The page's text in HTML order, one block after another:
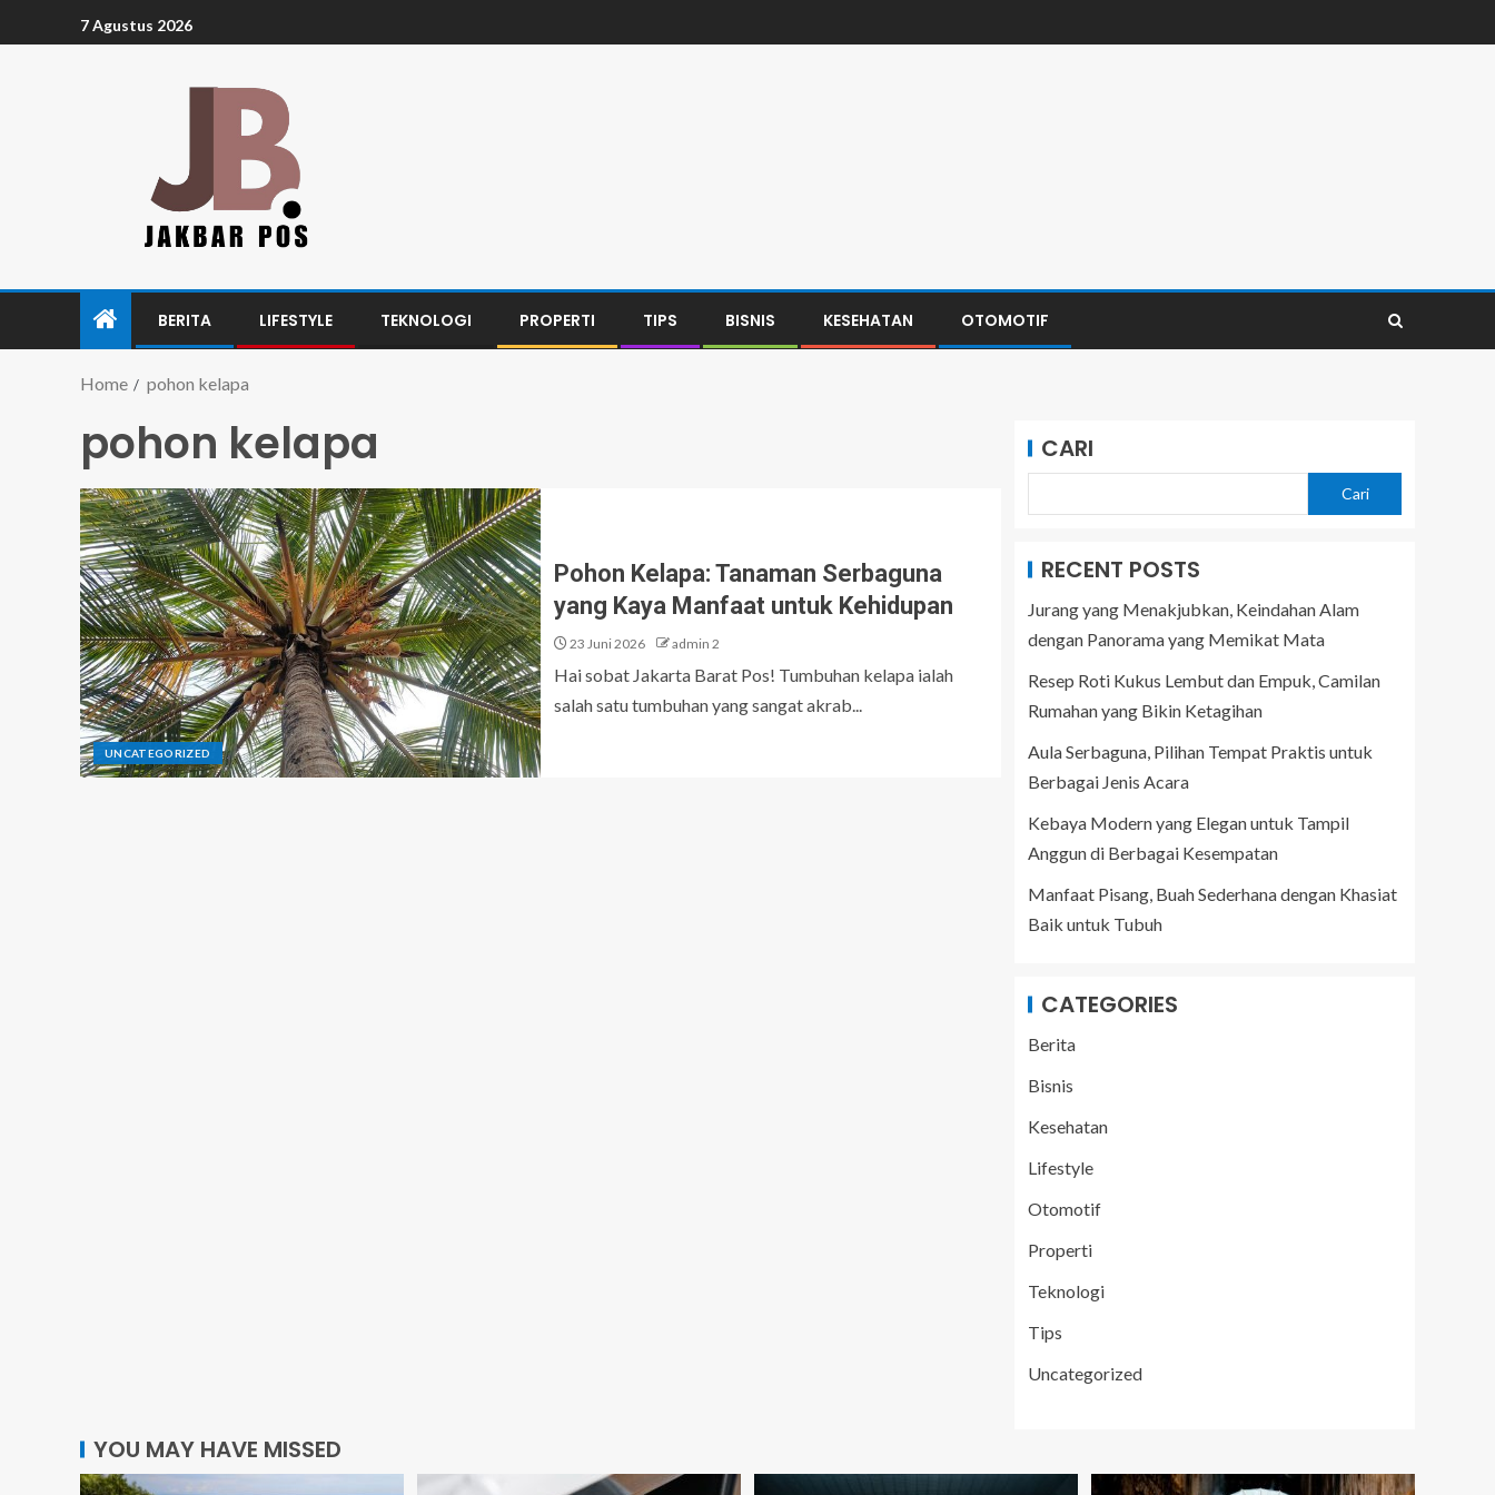
7 Agustus 2026
BERITA LIFESTYLE TEKNOLOGI PROPERTI TIPS BISNIS KESEHATAN OTOMOTIF
Home pohon kelapa
pohon kelapa
UNCATEGORIZED
Pohon Kelapa: Tanaman Serbaguna
yang Kaya Manfaat untuk Kehidupan
23 Juni 2026 admin 2
Hai sobat Jakarta Barat Pos! Tumbuhan kelapa ialah
salah satu tumbuhan yang sangat akrab...
CARI
Cari
RECENT POSTS
Jurang yang Menakjubkan, Keindahan Alam
dengan Panorama yang Memikat Mata
Resep Roti Kukus Lembut dan Empuk, Camilan
Rumahan yang Bikin Ketagihan
Aula Serbaguna, Pilihan Tempat Praktis untuk
Berbagai Jenis Acara
Kebaya Modern yang Elegan untuk Tampil
Anggun di Berbagai Kesempatan
Manfaat Pisang, Buah Sederhana dengan Khasiat
Baik untuk Tubuh
CATEGORIES
Berita
Bisnis
Kesehatan
Lifestyle
Otomotif
Properti
Teknologi
Tips
Uncategorized
YOU MAY HAVE MISSED